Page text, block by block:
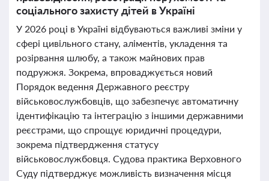
соціального захисту дітей в Україні
У 2026 році в Україні відбуваються важливі зміни у
сфері цивільного стану, аліментів, укладення та
розірвання шлюбу, а також майнових прав
подружжя. Зокрема, впроваджується новий
Порядок ведення Державного реєстру
військовослужбовців, що забезпечує автоматичну
ідентифікацію та інтеграцію з іншими державними
реєстрами, що спрощує юридичні процедури,
зокрема підтвердження статусу
військовослужбовця. Судова практика Верховного
Суду підтверджує можливість визначення місця